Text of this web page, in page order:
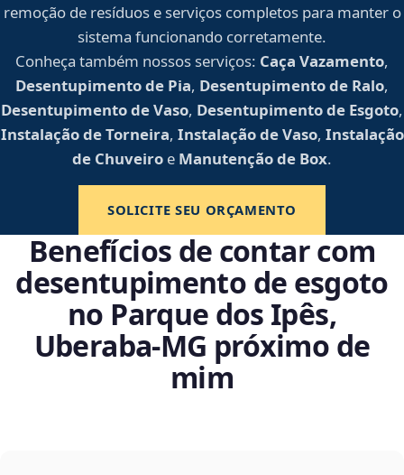
remoção de resíduos e serviços completos para manter o
sistema funcionando corretamente.
Conheça também nossos serviços: Caça Vazamento,
Desentupimento de Pia, Desentupimento de Ralo,
Desentupimento de Vaso, Desentupimento de Esgoto,
Instalação de Torneira, Instalação de Vaso, Instalação
de Chuveiro e Manutenção de Box.
SOLICITE SEU ORÇAMENTO
Benefícios de contar com
desentupimento de esgoto
no Parque dos Ipês,
Uberaba‑MG próximo de
mim